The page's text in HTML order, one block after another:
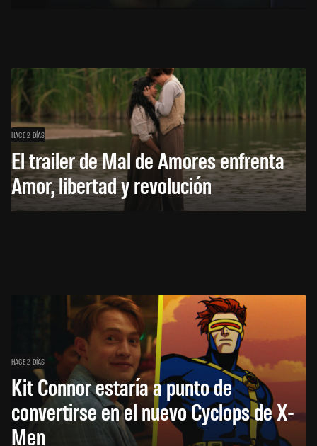
HACE 2 DÍAS
El trailer de Mal de Amores enfrenta
Amor, libertad y revolución
HACE 2 DÍAS
Kit Connor estaría a punto de
convertirse en el nuevo Cyclops de X-
Men